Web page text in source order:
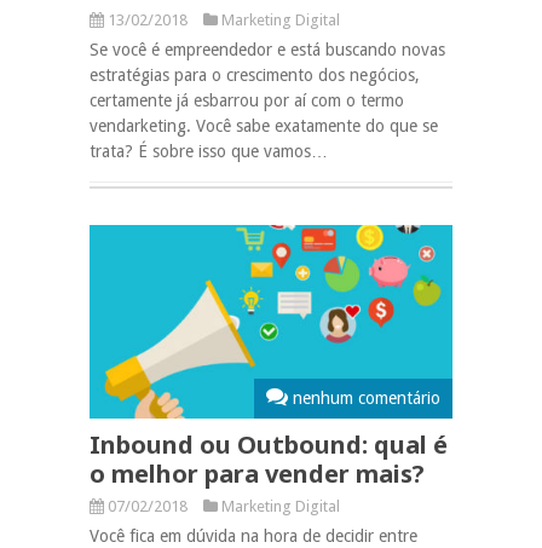
13/02/2018 Marketing Digital
Se você é empreendedor e está buscando novas
estratégias para o crescimento dos negócios,
certamente já esbarrou por aí com o termo
vendarketing. Você sabe exatamente do que se
trata? É sobre isso que vamos…
nenhum comentário
Inbound ou Outbound: qual é
o melhor para vender mais?
07/02/2018 Marketing Digital
Você fica em dúvida na hora de decidir entre